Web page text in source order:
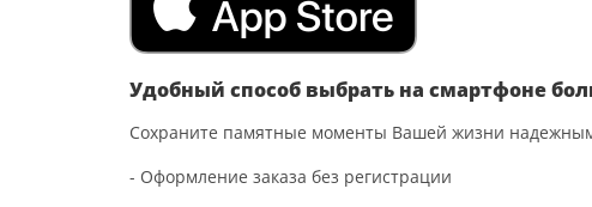
Удобный способ выбрать на смартфоне
Сохраните памятные моменты Вашей жизни
- Оформление заказа без регистрации